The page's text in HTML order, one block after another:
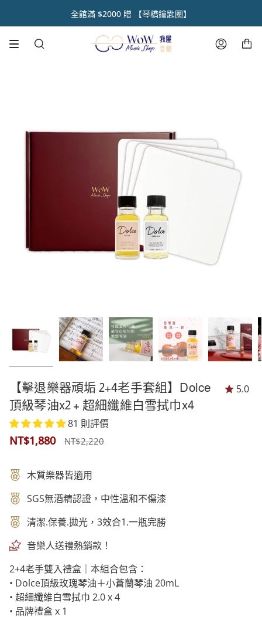
初 秋 樂 器 閃 耀 祭 🌿【 全 館 滿 千 享 𝟵 折 】
全館滿 $2000 贈 【琴橋鑰匙圈】
全館滿 $1500 享免運費
熱銷商品✨ 魔鏡樂器拋光膏🪞
新品上市【呼乾啦 • 樂器除濕組】好評開賣📣
人氣琴油50mL 重磅登場📣
註冊官網會員 【領取點數1000點】🌟
搜
帳
【擊退樂器頑垢 2+4老手套組】Dolce
頂級琴油x2 + 超細纖維白雪拭巾x4
81 則評價
5.0
NT$1,880
正
價
格
NT$2,220
木質樂器皆適用
SGS無酒精認證，中性溫和不傷漆
清潔.保養.拋光，3效合1.一瓶完勝
音樂人送禮熱銷款！
2+4老手雙入禮盒｜本組合包含：
• Dolce頂級玫瑰琴油＋小蒼蘭琴油 20mL
• 超細纖維白雪拭巾 2.0 x 4
• 品牌禮盒 x 1